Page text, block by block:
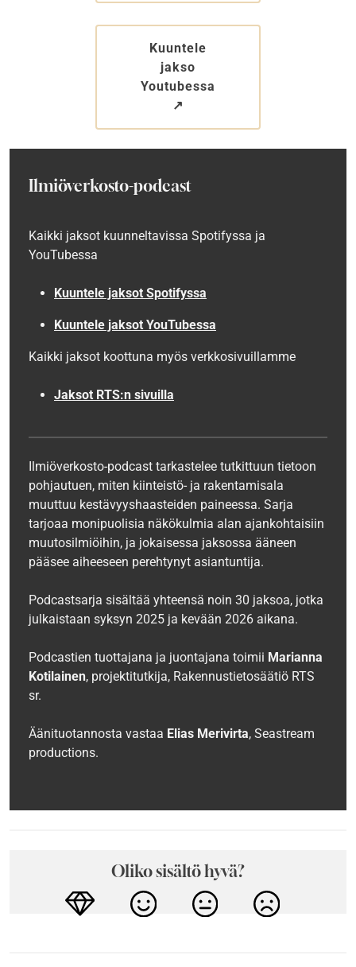
Kuuntele
jakso
Youtubessa
↗︎
Ilmiöverkosto-podcast
Kaikki jaksot kuunneltavissa Spotifyssa ja
YouTubessa
Kuuntele jaksot Spotifyssa
Kuuntele jaksot YouTubessa
Kaikki jaksot koottuna myös verkkosivuillamme
Jaksot RTS:n sivuilla
Ilmiöverkosto-podcast tarkastelee tutkittuun tietoon
pohjautuen, miten kiinteistö- ja rakentamisala
muuttuu kestävyyshaasteiden paineessa. Sarja
tarjoaa monipuolisia näkökulmia alan ajankohtaisiin
muutosilmiöihin, ja jokaisessa jaksossa ääneen
pääsee aiheeseen perehtynyt asiantuntija.
Podcastsarja sisältää yhteensä noin 30 jaksoa, jotka
julkaistaan syksyn 2025 ja kevään 2026 aikana.
Podcastien tuottajana ja juontajana toimii Marianna
Kotilainen, projektitutkija, Rakennustietosäätiö RTS
sr.
Äänituotannosta vastaa Elias Merivirta, Seastream
productions.
Oliko sisältö hyvä?